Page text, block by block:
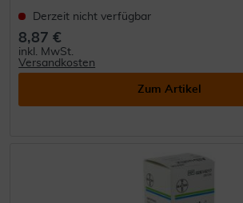
Derzeit nicht verfügbar
8,87 €
inkl. MwSt.
Versandkosten
Zum Artikel